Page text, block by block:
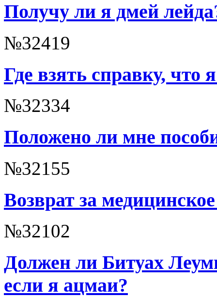
Получу ли я дмей
№32419
Где взять справку, что
№32334
Положено ли мне
№32155
Возврат за
№32102
Должен ли Битуах
если я ацмаи?